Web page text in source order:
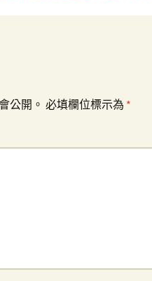
公開。 必填欄位標示為 *